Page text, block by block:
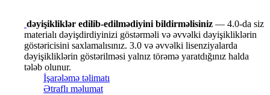
dəyişikliklər edilib-edilmədiyini bildirməlisiniz — 4.0-da siz
materialı dəyişdirdiyinizi göstərməli və əvvəlki dəyişikliklərin
göstəricisini saxlamalısınız. 3.0 və əvvəlki lisenziyalarda
dəyişikliklərin göstərilməsi yalnız törəmə yaratdığınız halda
tələb olunur.
İşarələmə təlimatı
Ətraflı məlumat